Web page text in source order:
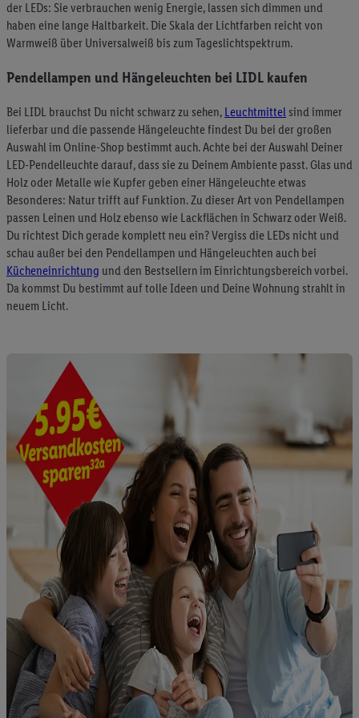
der LEDs: Sie verbrauchen wenig Energie, lassen sich dimmen und
haben eine lange Haltbarkeit. Die Skala der Lichtfarben reicht von
Warmweiß über Universalweiß bis zum Tageslichtspektrum.
Pendellampen und Hängeleuchten bei LIDL kaufen
Bei LIDL brauchst Du nicht schwarz zu sehen, Leuchtmittel sind immer
lieferbar und die passende Hängeleuchte findest Du bei der großen
Auswahl im Online-Shop bestimmt auch. Achte bei der Auswahl Deiner
LED-Pendelleuchte darauf, dass sie zu Deinem Ambiente passt. Glas und
Holz oder Metalle wie Kupfer geben einer Hängeleuchte etwas
Besonderes: Natur trifft auf Funktion. Zu dieser Art von Pendellampen
passen Leinen und Holz ebenso wie Lackflächen in Schwarz oder Weiß.
Du richtest Dich gerade komplett neu ein? Vergiss die LEDs nicht und
schau außer bei den Pendellampen und Hängeleuchten auch bei
Kücheneinrichtung und den Bestsellern im Einrichtungsbereich vorbei.
Da kommst Du bestimmt auf tolle Ideen und Deine Wohnung strahlt in
neuem Licht.
Standortdaten) auch über verschiedene Endgeräte und Lidl-
Dienste hinweg einschließlich dem Speichern von und/ oder
dem Zugriff auf Informationen auf Ihren Endgeräten zur
Erstellung von Zielgruppen (sogenannten Segmenten). Im
Zusammenhang mit dem Ausspielen dieser Werbung erfolgen
Verarbeitungen auch zur Leistungs-/ Erfolgsmessung der
Werbung, zur Zielgruppenforschung, zur Entwicklung von
Angeboten sowie zur technischen Sicherung und Optimierung
dieser Werbeausspielungen.
Sofern Sie hier Ihre Zustimmung dazu erteilen und danach ein
Lidl Plus-Konto erstellen bzw. sich in Ihr bestehendes Lidl
Plus-Konto einloggen, kann darüber hinaus auch Ihre dort
angegebene E-Mail-Adresse von uns in gemeinsamer
Verantwortlichkeit mit einem der oben genannten Partner
verwendet werden, um daraus eine spezielle Online-Kennung
zu erstellen (die sogenannte EUID), die wir sodann ähnlich wie
Ihnen personalisierte Werbung auszuspielen. Hierzu wird von
uns und einem der anderen oben genannten Partner auch Ihre
in einen Hashwert umgewandelte E-Mail-Adresse in
gemeinsamer Verantwortlichkeit verarbeitet.
Zudem erlauben Sie uns, der Utiq SA/NV („Utiq“) und
IhremTelekommunikationsnetzbetreiber
, die Utiq-Technologie
in den Lidl-Diensten einzusetzen. Utiq prüft zunächst anhand
Ihrer IP-Adresse, ob die Technologie für Sie verfügbar ist.
Wenn das der Fall ist, gibt Utiq Ihre IP-Adresse an Ihren
Netzbetreiber weiter, der anhand der IP-Adresse und einer
Kundenkonto-Referenz, wie z.B. Ihrer Mobilfunknummer, eine
Kennung für Utiq erstellt. Wir werden diese Kennung
verwenden, um Sie wiederzuerkennen und Erkenntnisse über
Ihr Nutzungsverhalten in den Lidl-Diensten zu erfassen.
Insbesondere können Sie mittels dieser Technologie auch auf
Diensten wiedererkannt werden, die von Dritten betrieben
werden, damit wir Ihnen dort personalisierte Werbung
ausspielen können. Sie können Ihre Einwilligung speziell zur
Nutzung der Utiq-Technologie - zusätzlich zur weiter unten